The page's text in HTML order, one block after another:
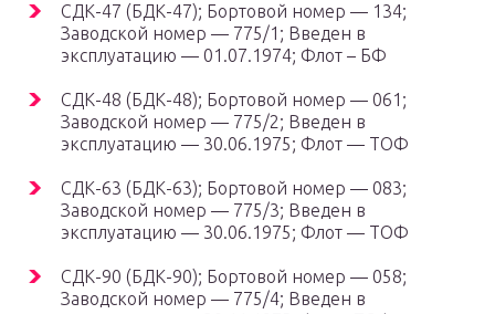
СДК-47 (БДК-47); Бортовой номер — 134;
Заводской номер — 775/1; Введен в
эксплуатацию — 01.07.1974; Флот – БФ
СДК-48 (БДК-48); Бортовой номер — 061;
Заводской номер — 775/2; Введен в
эксплуатацию — 30.06.1975; Флот — ТОФ
СДК-63 (БДК-63); Бортовой номер — 083;
Заводской номер — 775/3; Введен в
эксплуатацию — 30.06.1975; Флот — ТОФ
СДК-90 (БДК-90); Бортовой номер — 058;
Заводской номер — 775/4; Введен в